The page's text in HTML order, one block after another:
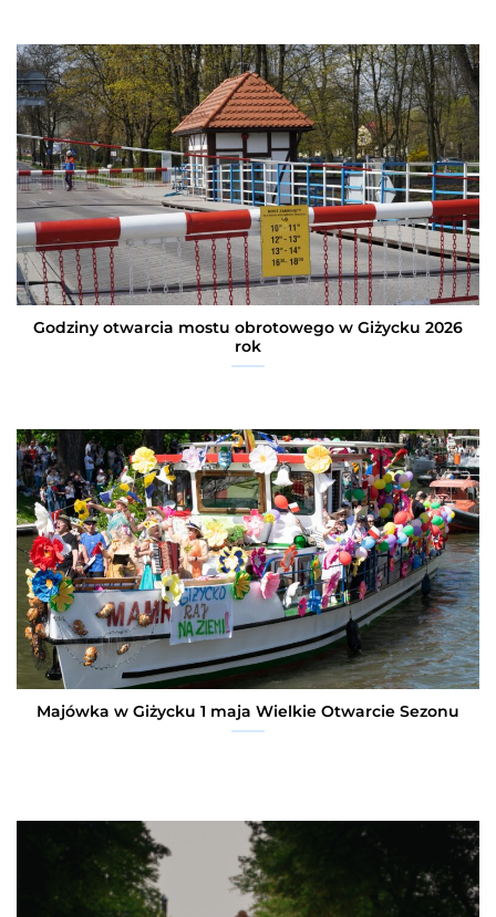
Godziny otwarcia mostu obrotowego w Giżycku 2026
rok
Majówka w Giżycku 1 maja Wielkie Otwarcie Sezonu